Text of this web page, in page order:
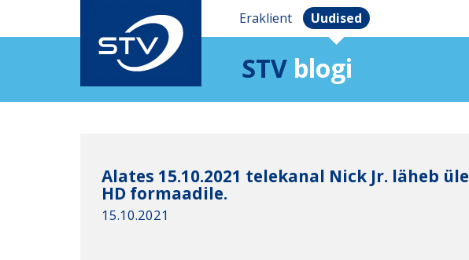
Eraklient Uudised
STV blogi
Alates 15.10.2021 telekanal Nick Jr. läheb üle
HD formaadile.
15.10.2021